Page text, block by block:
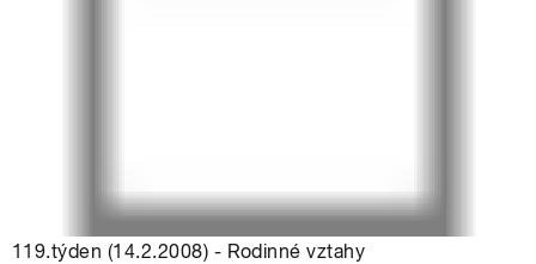
119.týden (14.2.2008) - Rodinné vztahy